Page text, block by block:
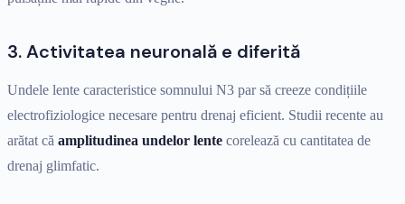
3. Activitatea neuronală e diferită
Undele lente caracteristice somnului N3 par să creeze condițiile
electrofiziologice necesare pentru drenaj eficient. Studii recente au
arătat că amplitudinea undelor lente corelează cu cantitatea de
drenaj glimfatic.